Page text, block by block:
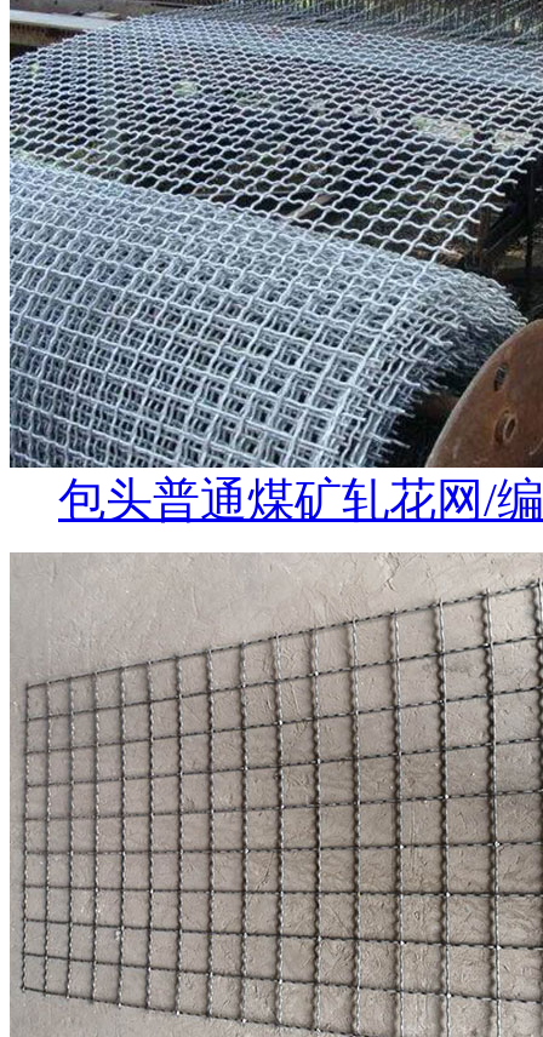
包头普通煤矿轧花网/